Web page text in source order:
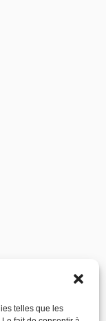
telles que les